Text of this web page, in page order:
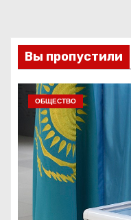
Вы пропустили
ОБЩЕСТВО